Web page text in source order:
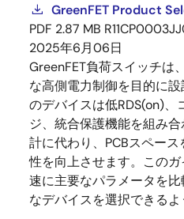
GreenFET Product
PDF 2.87 MB
2025年6月06日
GreenFET負荷スイッチは
な高側電力制御を目的に
のデバイスは低RDS(on)、
ジ、統合保護機能を組み
計に代わり、PCBスペー
性を向上させます。この
速に主要なパラメータを
なデバイスを選択できるよ